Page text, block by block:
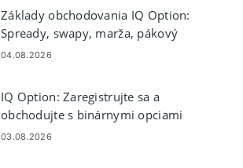
Základy obchodovania IQ Option:
Spready, swapy, marža, pákový
efekt
04.08.2026
IQ Option: Zaregistrujte sa a
obchodujte s binárnymi opciami
03.08.2026